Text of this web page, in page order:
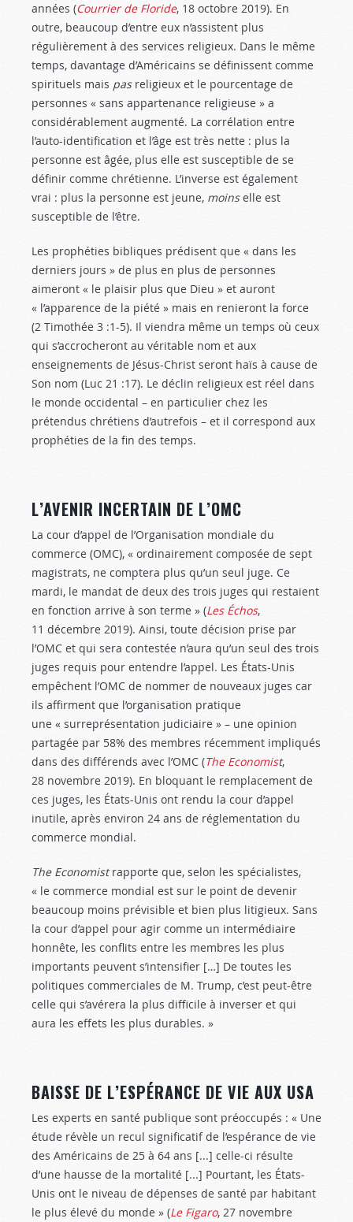
années (Courrier de Floride, 18 octobre 2019). En
outre, beaucoup d’entre eux n’assistent plus
régulièrement à des services religieux. Dans le même
temps, davantage d’Américains se définissent comme
spirituels mais pas religieux et le pourcentage de
personnes « sans appartenance religieuse » a
considérablement augmenté. La corrélation entre
l’auto-identification et l’âge est très nette : plus la
personne est âgée, plus elle est susceptible de se
définir comme chrétienne. L’inverse est également
vrai : plus la personne est jeune, moinselle est
susceptible de l’être.
Les prophéties bibliques prédisent que « dans les
derniers jours » de plus en plus de personnes
aimeront « le plaisir plus que Dieu » et auront
« l’apparence de la piété » mais en renieront la force
(2 Timothée 3 :1-5). Il viendra même un temps où ceux
qui s’accrocheront au véritable nom et aux
enseignements de Jésus-Christ seront haïs à cause de
Son nom (Luc 21 :17). Le déclin religieux est réel dans
le monde occidental – en particulier chez les
prétendus chrétiens d’autrefois – et il correspond aux
prophéties de la fin des temps.
L’AVENIR INCERTAIN DE L’OMC
La cour d’appel de l’Organisation mondiale du
commerce (OMC), « ordinairement composée de sept
magistrats, ne comptera plus qu’un seul juge. Ce
mardi, le mandat de deux des trois juges qui restaient
en fonction arrive à son terme » (Les Échos,
11 décembre 2019). Ainsi, toute décision prise par
l’OMC et qui sera contestée n’aura qu’un seul des trois
juges requis pour entendre l’appel. Les États-Unis
empêchent l’OMC de nommer de nouveaux juges car
ils affirment que l’organisation pratique
une « surreprésentation judiciaire » – une opinion
partagée par 58% des membres récemment impliqués
dans des différends avec l’OMC (The Economist,
28 novembre 2019). En bloquant le remplacement de
ces juges, les États-Unis ont rendu la cour d’appel
inutile, après environ 24 ans de réglementation du
commerce mondial.
The Economistrapporte que, selon les spécialistes,
« le commerce mondial est sur le point de devenir
beaucoup moins prévisible et bien plus litigieux. Sans
la cour d’appel pour agir comme un intermédiaire
honnête, les conflits entre les membres les plus
importants peuvent s’intensifier […] De toutes les
politiques commerciales de M. Trump, c’est peut-être
celle qui s’avérera la plus difficile à inverser et qui
aura les effets les plus durables. »
BAISSE DE L’ESPÉRANCE DE VIE AUX USA
Les experts en santé publique sont préoccupés : « Une
étude révèle un recul significatif de l’espérance de vie
des Américains de 25 à 64 ans [...] celle-ci résulte
d’une hausse de la mortalité [...] Pourtant, les États-
Unis ont le niveau de dépenses de santé par habitant
le plus élevé du monde » (Le Figaro, 27 novembre